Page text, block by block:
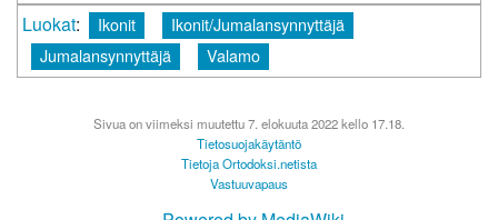
Luokat: Ikonit
Ikonit/Jumalansynnyttäjä
Jumalansynnyttäjä
Valamo
Sivua on viimeksi muutettu 7. elokuuta 2022 kello 17.18.
Tietosuojakäytäntö
Tietoja Ortodoksi.netista
Vastuuvapaus